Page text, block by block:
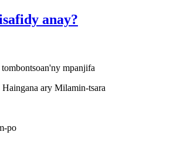
anay?
mpanjifa
ary Milamin-tsara
po